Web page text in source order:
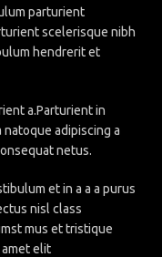
parturient
scelerisque nibh
hendrerit et
a.Parturient in
adipiscing a
netus.
et in a a a purus
nisl class
mus et tristique
elit